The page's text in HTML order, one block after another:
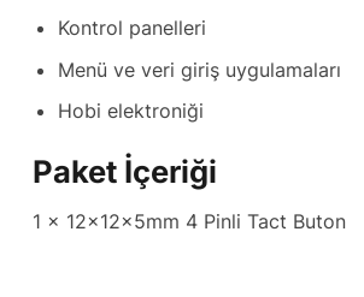
Kontrol panelleri
Menü ve veri giriş uygulamaları
Hobi elektroniği
Paket İçeriği
1 x 12x12x5mm 4 Pinli Tact Buton